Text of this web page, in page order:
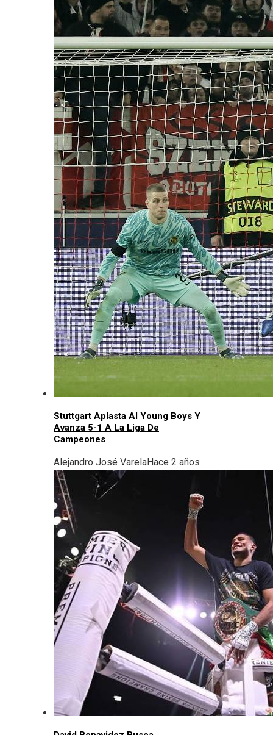
Stuttgart Aplasta Al Young Boys Y
Avanza 5-1 A La Liga De
Campeones
Alejandro José VarelaHace 2 años